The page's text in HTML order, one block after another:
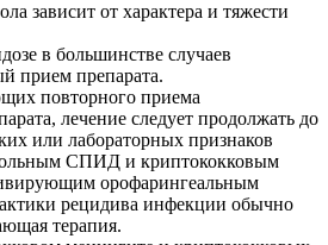
зависит от характера и тяжести
в большинстве случаев
прием препарата.
повторного приема
лечение следует продолжать до
или лабораторных признаков
СПИД и криптококковым
орофарингеальным
рецидива инфекции обычно
терапия.